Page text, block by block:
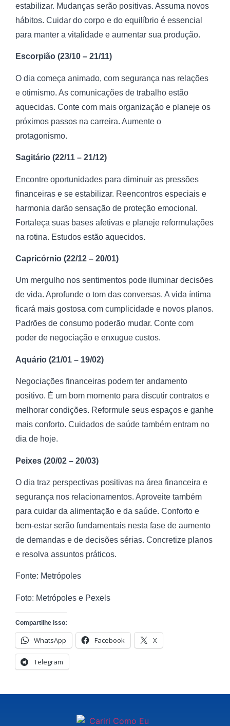
estabilizar. Mudanças serão positivas. Assuma novos
hábitos. Cuidar do corpo e do equilíbrio é essencial
para manter a vitalidade e aumentar sua produção.
Escorpião (23/10 – 21/11)
O dia começa animado, com segurança nas relações
e otimismo. As comunicações de trabalho estão
aquecidas. Conte com mais organização e planeje os
próximos passos na carreira. Aumente o
protagonismo.
Sagitário (22/11 – 21/12)
Encontre oportunidades para diminuir as pressões
financeiras e se estabilizar. Reencontros especiais e
harmonia darão sensação de proteção emocional.
Fortaleça suas bases afetivas e planeje reformulações
na rotina. Estudos estão aquecidos.
Capricórnio (22/12 – 20/01)
Um mergulho nos sentimentos pode iluminar decisões
de vida. Aprofunde o tom das conversas. A vida íntima
ficará mais gostosa com cumplicidade e novos planos.
Padrões de consumo poderão mudar. Conte com
poder de negociação e enxugue custos.
Aquário (21/01 – 19/02)
Negociações financeiras podem ter andamento
positivo. É um bom momento para discutir contratos e
melhorar condições. Reformule seus espaços e ganhe
mais conforto. Cuidados de saúde também entram no
dia de hoje.
Peixes (20/02 – 20/03)
O dia traz perspectivas positivas na área financeira e
segurança nos relacionamentos. Aproveite também
para cuidar da alimentação e da saúde. Conforto e
bem-estar serão fundamentais nesta fase de aumento
de demandas e de decisões sérias. Concretize planos
e resolva assuntos práticos.
Fonte: Metrópoles
Foto: Metrópoles e Pexels
Compartilhe isso:
WhatsApp Facebook X
Telegram